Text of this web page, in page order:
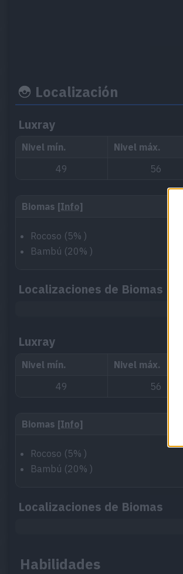
Localización
Luxray
Nivel mín. Nivel máx.
49
56
Biomas [Info]
Rocoso (5% )
Bambú (20% )
Localizaciones de Biomas
Luxray
Nivel mín. Nivel máx.
49
56
Biomas [Info]
Rocoso (5% )
Bambú (20% )
Localizaciones de Biomas
Habilidades